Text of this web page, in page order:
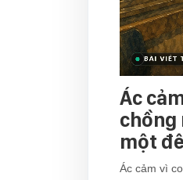
Ác
chồng
một
Ác cảm vì